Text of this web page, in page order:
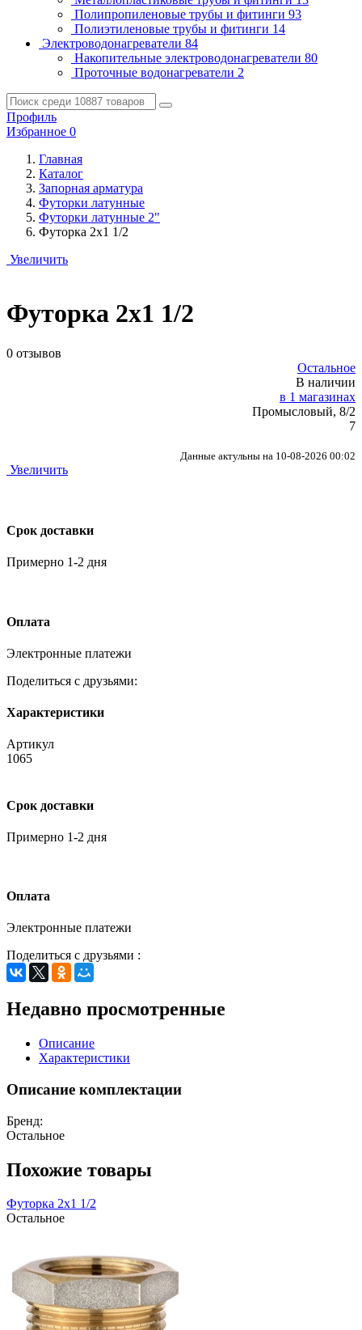
Полипропиленовые трубы и фитинги 93
Полиэтиленовые трубы и фитинги 14
Электроводонагреватели 84
Накопительные электроводонагреватели 80
Проточные водонагреватели 2
Профиль
Избранное 0
Главная
Каталог
Запорная арматура
Футорки латунные
Футорки латунные 2"
Футорка 2х1 1/2
Увеличить
Футорка 2х1 1/2
0 отзывов
Остальное
В наличии
в 1 магазинах
Промысловый, 8/2
7
Данные актульны на 10-08-2026 00:02
Увеличить
Срок доставки
Примерно 1-2 дня
Оплата
Электронные платежи
Поделиться с друзьями:
Характеристики
Артикул
1065
Срок доставки
Примерно 1-2 дня
Оплата
Электронные платежи
Поделиться с друзьями :
Недавно просмотренные
Описание
Характеристики
Описание комплектации
Бренд:
Остальное
Похожие товары
Футорка 2х1 1/2
Остальное